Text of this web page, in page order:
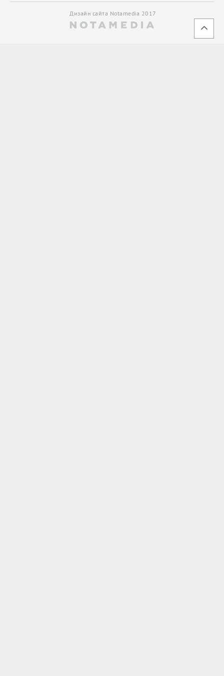
Дизайн сайта Notamedia 2017